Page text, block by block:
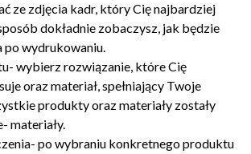
ze zdjęcia kadr, który Cię najbardziej
dokładnie zobaczysz, jak będzie
po wydrukowaniu.
wybierz rozwiązanie, które Cię
oraz materiał, spełniający Twoje
produkty oraz materiały zostały
materiały.
po wybraniu konkretnego produktu